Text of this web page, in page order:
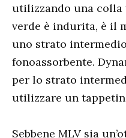
utilizzando una colla
verde è indurita, è il
uno strato
fonoassorbente.
per lo strato
utilizzare un
Sebbene MLV sia